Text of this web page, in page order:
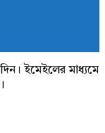
ইমেইলের মাধ্যমে